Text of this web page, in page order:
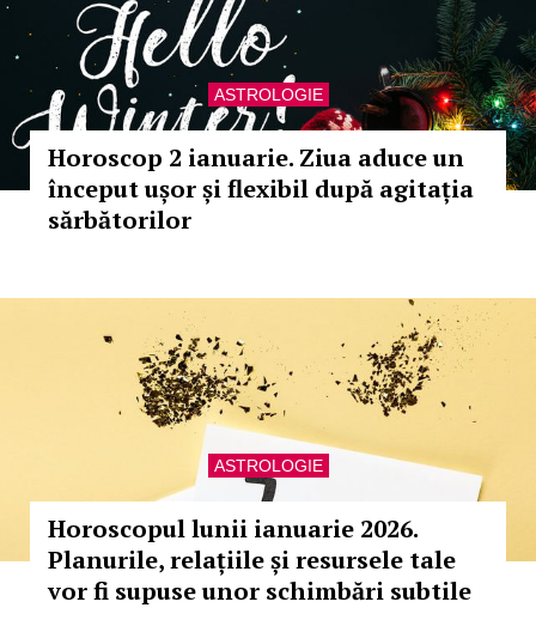
ASTROLOGIE
Horoscop 2 ianuarie. Ziua aduce un
început ușor și flexibil după agitația
sărbătorilor
ASTROLOGIE
Horoscopul lunii ianuarie 2026.
Planurile, relațiile și resursele tale
vor fi supuse unor schimbări subtile